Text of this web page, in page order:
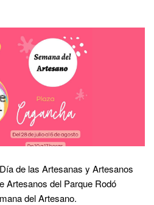
de las Artesanas y Artesanos
Artesanos del Parque Rodó
del Artesano.